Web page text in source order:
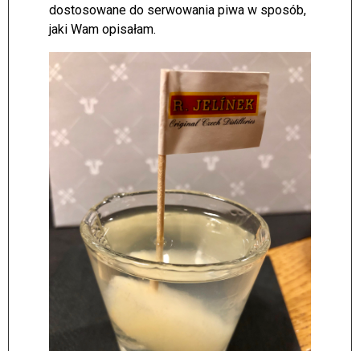
dostosowane do serwowania piwa w sposób,
jaki Wam opisałam.